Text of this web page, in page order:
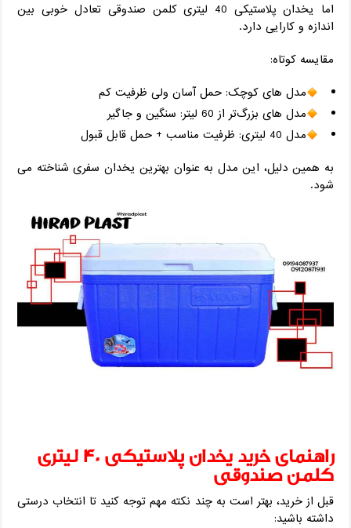
اما یخدان پلاستیکی 40 لیتری کلمن صندوقی تعادل خوبی بین
اندازه و کارایی دارد.
مقایسه کوتاه:
مدل ‌های کوچک: حمل آسان ولی ظرفیت کم
مدل ‌های بزرگ‌تر از 60 لیتر: سنگین و جاگیر
مدل 40 لیتری: ظرفیت مناسب + حمل قابل قبول
به همین دلیل، این مدل به ‌عنوان بهترین یخدان سفری شناخته می
‌شود.
راهنمای خرید یخدان پلاستیکی 40 لیتری
کلمن صندوقی
قبل از خرید، بهتر است به چند نکته مهم توجه کنید تا انتخاب درستی
داشته باشید: